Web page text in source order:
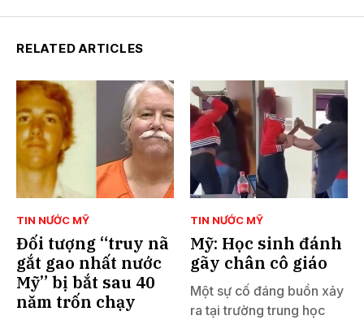
RELATED ARTICLES
TIN NƯỚC MỸ
Đối tượng “truy nã
gắt gao nhất nước
Mỹ” bị bắt sau 40
năm trốn chạy
TIN NƯỚC MỸ
Mỹ: Học sinh đánh
gãy chân cô giáo
Một sự cố đáng buồn xảy
ra tại trường trung học